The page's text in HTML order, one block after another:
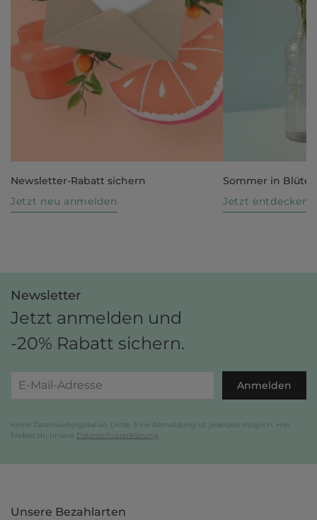
Newsletter-Rabatt sichern
Jetzt neu anmelden
Sommer in Blüte
Jetzt entdecken
Newsletter
Jetzt anmelden und
-20% Rabatt sichern.
Anmelden
Keine Datenweitergabe an Dritte. Eine Abmeldung ist jederzeit möglich. Hier
findest du unsere Datenschutzerklärung
Unsere Bezahlarten